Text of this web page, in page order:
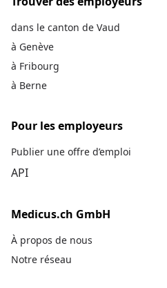
dans le canton de Vaud
à Genève
à Fribourg
à Berne
Pour les employeurs
Publier une offre d’emploi
API
Medicus.ch GmbH
À propos de nous
Notre réseau